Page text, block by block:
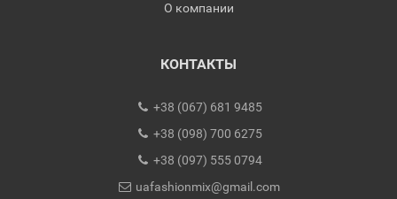
О компании
КОНТАКТЫ
+38 (067) 681 9485
+38 (098) 700 6275
+38 (097) 555 0794
uafashionmix@gmail.com